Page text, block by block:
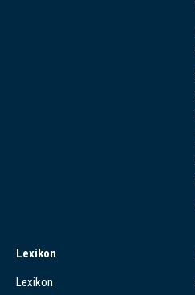
Lexikon
Lexikon